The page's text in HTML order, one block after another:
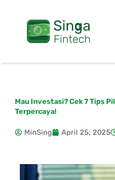
Mau Investasi? Cek 7 Tips
Terpercaya!
MinSing April 25, 2025